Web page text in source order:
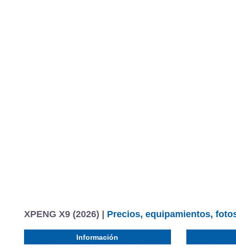
XPENG X9 (2026) | Precios, equipamientos,
Información